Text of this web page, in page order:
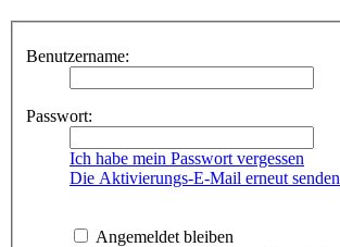
Benutzername:
Passwort:
Ich habe mein Passwort vergessen
Die Aktivierungs-E-Mail erneut senden
Angemeldet bleiben